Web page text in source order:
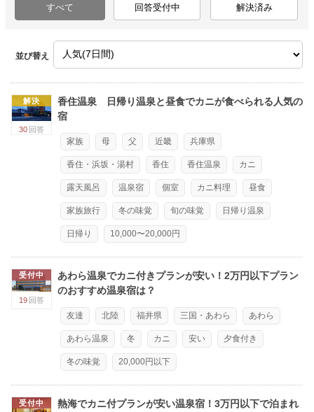
すべて 回答受付中 解決済み
並び替え
解決
30 回答
香住温泉 日帰り温泉と昼食でカニが食べられる人気の
宿
家族 母 父 近畿 兵庫県
香住・浜坂・湯村 香住 香住温泉 カニ
露天風呂 温泉宿 個室 カニ料理 昼食
家族旅行 冬の味覚 旬の味覚 日帰り温泉
日帰り 10,000〜20,000円
受付中
19 回答
あわら温泉でカニ付きプランが安い！2万円以下プラン
のおすすめ温泉宿は？
友達 北陸 福井県 三国・あわら あわら
あわら温泉 冬 カニ 安い 夕食付き
冬の味覚 20,000円以下
受付中
熱海でカニ付プランが安い温泉宿！3万円以下で泊まれ